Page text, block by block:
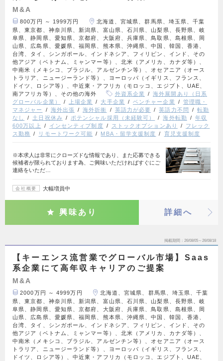
M&A
800万円 ～ 1999万円
北海道、宮城県、群馬県、埼玉県、千葉
県、東京都、神奈川県、新潟県、富山県、石川県、山梨県、長野県、岐
阜県、静岡県、愛知県、京都府、大阪府、兵庫県、鳥取県、島根県、岡
山県、広島県、愛媛県、福岡県、熊本県、沖縄県、中国、韓国、香港、
台湾、タイ、シンガポール、インドネシア、フィリピン、インド、その
他アジア（ベトナム、ミャンマー等）、北米（アメリカ、カナダ等）、
中南米（メキシコ、ブラジル、アルゼンチン等）、オセアニア（オース
トラリア、ニュージーランド等）、ヨーロッパ（イギリス、フランス、
ドイツ、ロシア等）、中近東・アフリカ（モロッコ、エジプト、UAE、
南アフリカ等）、その他の海外
外資系企業
海外展開あり（日系
グローバル企業）
上場企業 大手企業 ベンチャー企業
管理職・
マネジャー
海外出張 海外折衝 英語力が必要 英語力不問
転勤
なし
土日祝休み ポテンシャル採用（未経験可） 海外転勤
年収
600万以上
インセンティブ制度 ストックオプションあり
フレック
ス勤務
リモートワーク可能 MBA・留学支援制度 育児支援制度
※本求人は非常にクローズドな情報であり、また応募できる
候補者が限られております為、ご興味いただければすぐにご
連絡をいただ…
会社概要 大幅増員中
興味あり 詳細へ
掲載期間 26/08/05～26/08/18
【キーエンス流営業でグローバル市場】Saas
系企業にて高年収キャリアのご提案
M&A
2000万円 ～ 4999万円
北海道、宮城県、群馬県、埼玉県、千葉
県、東京都、神奈川県、新潟県、富山県、石川県、山梨県、長野県、岐
阜県、静岡県、愛知県、京都府、大阪府、兵庫県、鳥取県、島根県、岡
山県、広島県、愛媛県、福岡県、熊本県、沖縄県、中国、韓国、香港、
台湾、タイ、シンガポール、インドネシア、フィリピン、インド、その
他アジア（ベトナム、ミャンマー等）、北米（アメリカ、カナダ等）、
中南米（メキシコ、ブラジル、アルゼンチン等）、オセアニア（オース
トラリア、ニュージーランド等）、ヨーロッパ（イギリス、フランス、
ドイツ、ロシア等）、中近東・アフリカ（モロッコ、エジプト、UAE、